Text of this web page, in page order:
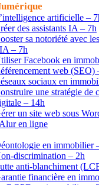
artificielle –
des assistants IA – 7h
sa notoriété avec
– 7h
Facebook en
web (SEO)
sociaux en
une stratégie de
– 14h
un site web sous
en ligne
en immobilier
discrimination – 2h
anti-blanchiment
financière en